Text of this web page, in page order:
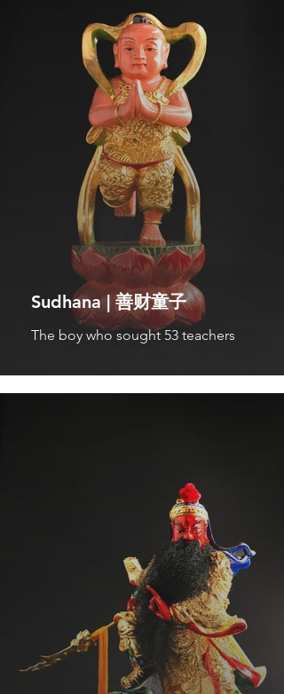
Sudhana | 善财童子
The boy who sought 53 teachers